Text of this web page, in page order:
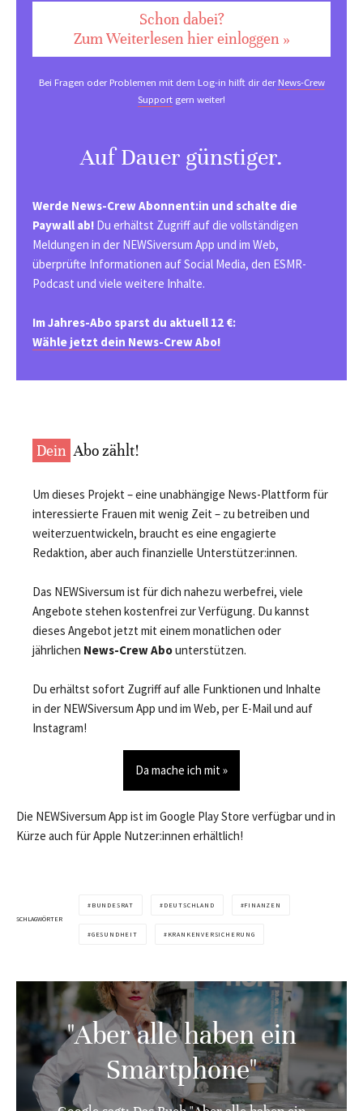
Schon dabei?
Zum Weiterlesen hier einloggen »
Bei Fragen oder Problemen mit dem Log-in hilft dir derNews-Crew
Support gern weiter!
Auf Dauer günstiger.
Werde News-Crew Abonnent:in und schalte die
Paywall ab! Du erhältst Zugriff auf die vollständigen
Meldungen in der NEWSiversum App und im Web,
überprüfte Informationen auf Social Media, den ESMR-
Podcast und viele weitere Inhalte.
Im Jahres-Abo sparst du aktuell 12 €:
Wähle jetzt dein News-Crew Abo!
Dein Abo zählt!
Um dieses Projekt – eine unabhängige News-Plattform für
interessierte Frauen mit wenig Zeit – zu betreiben und
weiterzuentwickeln, braucht es eine engagierte
Redaktion, aber auch finanzielle Unterstützer:innen.
Das NEWSiversum ist für dich nahezu werbefrei, viele
Angebote stehen kostenfrei zur Verfügung. Du kannst
dieses Angebot jetzt mit einem monatlichen oder
jährlichen News-Crew Abounterstützen.
Du erhältst sofort Zugriff auf alle Funktionen und Inhalte
in der NEWSiversum App und im Web, per E-Mail und auf
Instagram!
Da mache ich mit »
Die NEWSiversum App ist im Google Play Store verfügbar und in
Kürze auch für Apple Nutzer:innen erhältlich!
SCHLAGWÖRTER
BUNDESRAT DEUTSCHLAND FINANZEN
GESUNDHEIT KRANKENVERSICHERUNG
"Aber alle haben ein
Smartphone"